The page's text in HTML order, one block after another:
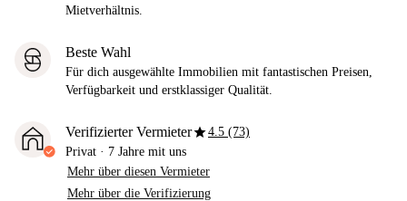
Mietverhältnis.
Beste Wahl
Für dich ausgewählte Immobilien mit fantastischen Preisen,
Verfügbarkeit und erstklassiger Qualität.
Verifizierter Vermieterstar4.5 (73)
Privat · 7 Jahre mit uns
Mehr über diesen Vermieter
Mehr über die Verifizierung